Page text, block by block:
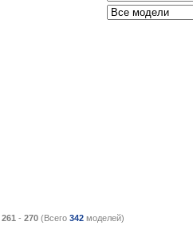
261 - 270(Всего 342моделей)